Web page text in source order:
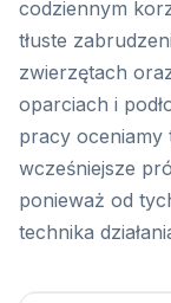
codziennym
tłuste
zwierzętach
oparciach i
pracy oceniamy
wcześniejsze
ponieważ od
technika